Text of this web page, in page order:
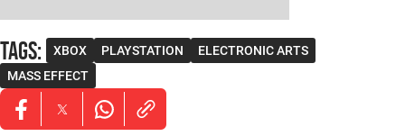
Tags: XBOX PLAYSTATION
ELECTRONIC ARTS
MASS EFFECT
Opens in new window
Opens in new window
Opens in new window